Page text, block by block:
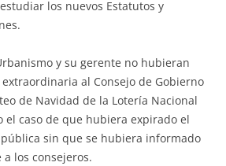
los nuevos Estatutos y
y su gerente no hubieran
al Consejo de Gobierno
de Navidad de la Lotería Nacional
el caso de que hubiera expirado el
sin que se hubiera informado
los consejeros.